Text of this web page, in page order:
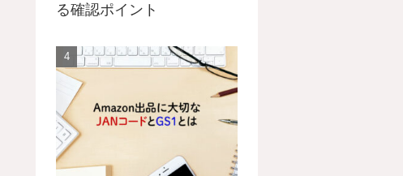
る確認ポイント